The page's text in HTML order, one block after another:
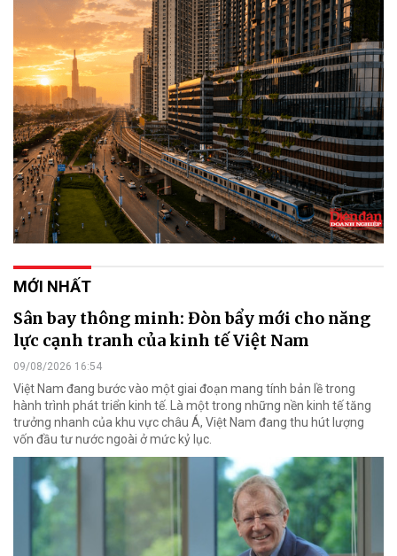
MỚI NHẤT
Sân bay thông minh: Đòn bẩy mới cho năng
lực cạnh tranh của kinh tế Việt Nam
09/08/2026 16:54
Việt Nam đang bước vào một giai đoạn mang tính bản lề trong
hành trình phát triển kinh tế. Là một trong những nền kinh tế tăng
trưởng nhanh của khu vực châu Á, Việt Nam đang thu hút lượng
vốn đầu tư nước ngoài ở mức kỷ lục.